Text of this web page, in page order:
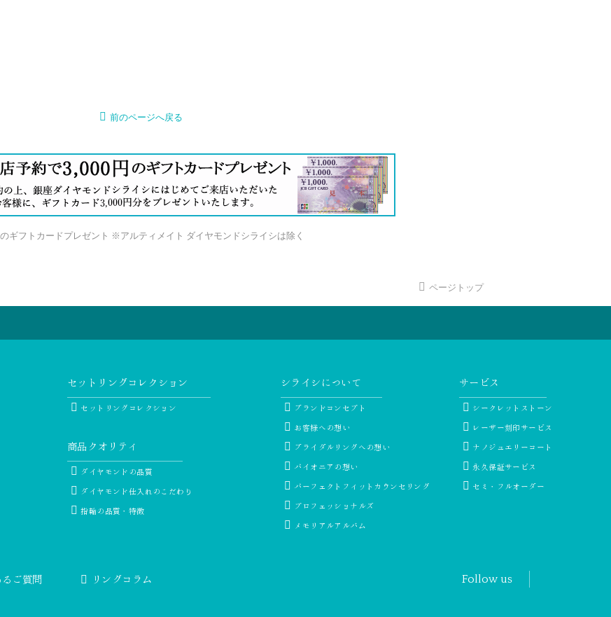
前のページへ戻る
ギフトカードプレゼント ※アルティメイト ダイヤモンドシライシは除く
ページトップ
セットリングコレクション
セットリングコレクション
商品クオリティ
ダイヤモンドの品質
ダイヤモンド仕入れのこだわり
指輪の品質・特徴
シライシについて
ブランドコンセプト
お客様への想い
ブライダルリングへの想い
パイオニアの想い
パーフェクトフィットカウンセリング
プロフェッショナルズ
メモリアルアルバム
サービス
シークレットストーン
レーザー刻印サービス
ナノジュエリーコート
永久保証サービス
セミ・フルオーダー
るご質問 リングコラム Follow us